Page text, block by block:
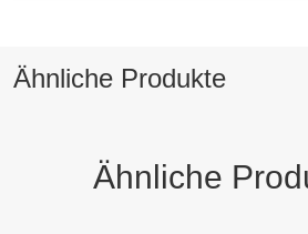
Ähnliche Produkte
Ähnliche